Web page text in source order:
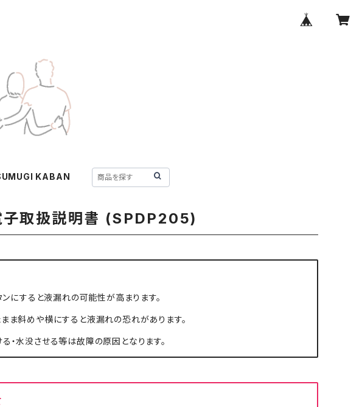
KABAN
子取扱説明書 (SPDP205)
にすると液漏れの可能性が高まります。
ま斜めや横にすると液漏れの恐れがあります。
水没させる等は故障の原因となります。